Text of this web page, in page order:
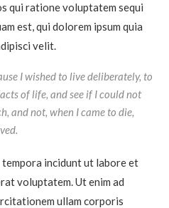
qui ratione voluptatem sequi
est, qui dolorem ipsum quia
velit.
I wished to live deliberately, to
of life, and see if I could not
and not, when I came to die,
tempora incidunt ut labore et
voluptatem. Ut enim ad
ullam corporis